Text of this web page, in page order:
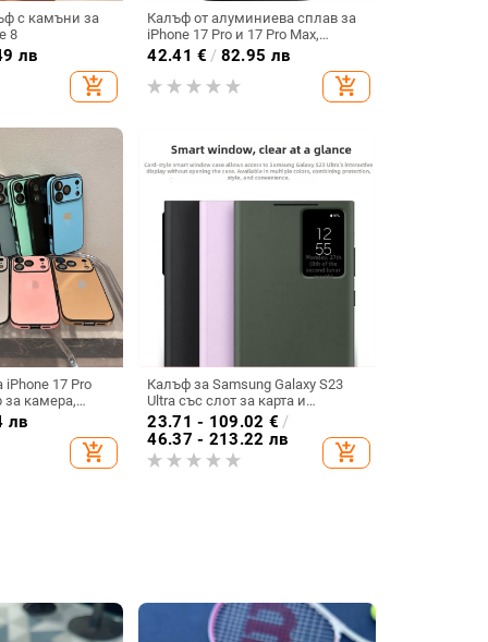
с камъни за
8
лв
add_shopping_cart
Калъф от алуминиева сплав за
iPhone 17 Pro и 17 Pro Max,
удароустойчив, магнитно
заключване, инжекционно
формован дизайн, възможност
42.41 € / 82.95 лв
add_shopping_cart
17 Pro
за камера,
лв
add_shopping_cart
Калъф за Samsung Galaxy S23
Ultra със слот за карта и
интелигентно прозорче, пълен
обхват, Sleep Chip 23
23.71 - 109.02 € /
46.37 - 213.22 лв
add_shopping_cart